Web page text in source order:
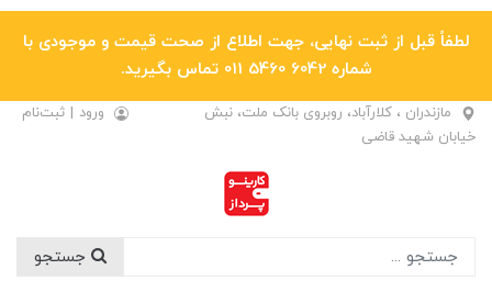
لطفاً قبل از ثبت نهایی، جهت اطلاع از صحت قیمت و موجودی با
شماره 6042 5460 011 تماس بگیرید.
مازندران ، کلارآباد، روبروی بانک ملت، نبش
خیابان شهید قاضی
ورود | ثبت‌نام